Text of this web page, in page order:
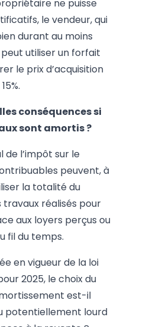
ne puisse
le vendeur, qui
durant au moins
utiliser un forfait
le prix d’acquisition
conséquences si
sont amortis ?
de l’impôt sur le
peuvent, à
la totalité du
réalisés pour
aux loyers perçus ou
fil du temps.
en vigueur de la loi
2025, le choix du
est-il
potentiellement lourd